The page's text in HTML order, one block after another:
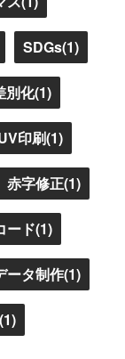
SDGs(1)
別化(1)
印刷(1)
赤字修正(1)
ード(1)
ータ制作(1)